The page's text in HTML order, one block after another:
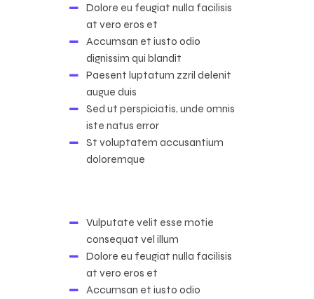
Dolore eu feugiat nulla facilisis
at vero eros et
Accumsan et iusto odio
dignissim qui blandit
Paesent luptatum zzril delenit
augue duis
Sed ut perspiciatis, unde omnis
iste natus error
St voluptatem accusantium
doloremque
Vulputate velit esse motie
consequat vel illum
Dolore eu feugiat nulla facilisis
at vero eros et
Accumsan et iusto odio